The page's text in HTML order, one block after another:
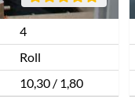
4
Roll
10,30 / 1,80